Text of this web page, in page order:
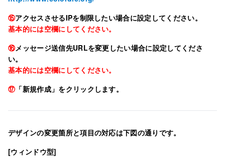
⑮アクセスさせるIPを制限したい場合に設定してください。
基本的には空欄にしてください。
⑯メッセージ送信先URLを変更したい場合に設定してくださ
い。
基本的には空欄にしてください。
⑰「新規作成」をクリックします。
デザインの変更箇所と項目の対応は下図の通りです。
[ウィンドウ型]